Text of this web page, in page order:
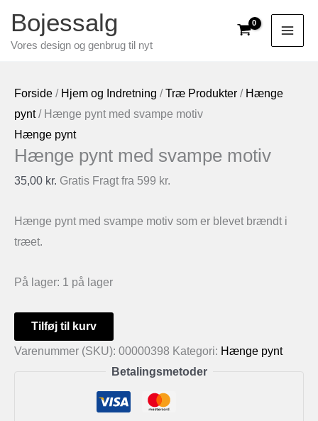
indholdet
Bojessalg
Vores design og genbrug til nyt
Forside / Hjem og Indretning /Træ Produkter / Hænge
pynt/ Hænge pynt med svampe motiv
Hænge pynt
Hænge pynt med svampe motiv
35,00 kr. Gratis Fragt fra 599 kr.
Hænge pynt med svampe motiv som er blevet brændt i
træet.
På lager: 1 på lager
Hænge
pynt
Tilføj til kurv
Varenummer (SKU): 00000398 Kategori: Hænge pynt
Betalingsmetoder